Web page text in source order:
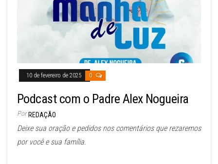
10 de fevereiro de 2025 0
Podcast com o Padre Alex Nogueira
Por REDAÇÃO
Deixe sua oração e pedidos nos comentários que rezaremos
por você e sua família.